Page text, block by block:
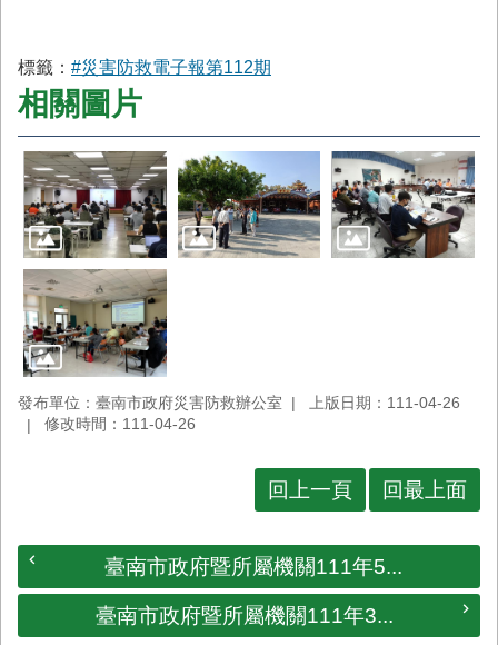
標籤： #災害防救電子報第112期
相關圖片
發布單位：臺南市政府災害防救辦公室
上版日期：111-04-26
修改時間：111-04-26
回上一頁 回最上面
臺南市政府暨所屬機關111年5...
臺南市政府暨所屬機關111年3...